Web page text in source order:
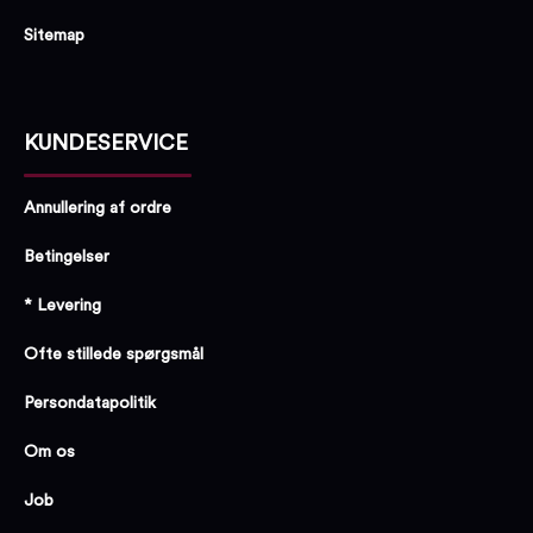
Sitemap
KUNDESERVICE
Annullering af ordre
Betingelser
* Levering
Ofte stillede spørgsmål
Persondatapolitik
Om os
Job